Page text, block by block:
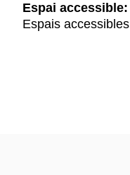
Espai accessible:
Espais accessibles